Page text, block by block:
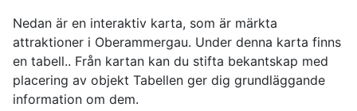
Nedan är en interaktiv karta, som är märkta
attraktioner i Oberammergau. Under denna karta finns
en tabell.. Från kartan kan du stifta bekantskap med
placering av objekt Tabellen ger dig grundläggande
information om dem.